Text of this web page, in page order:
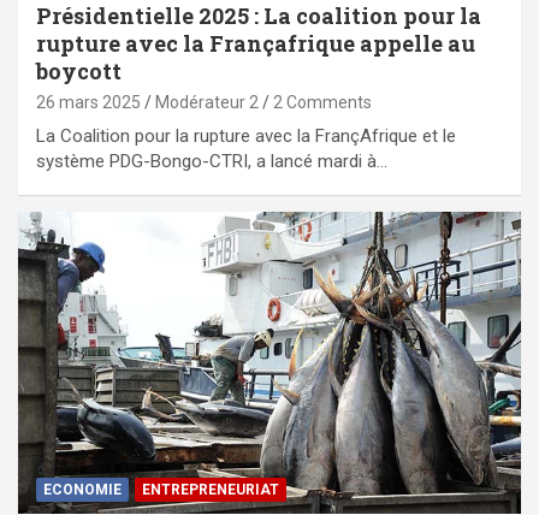
Présidentielle 2025 : La coalition pour la
rupture avec la Françafrique appelle au
boycott
26 mars 2025 Modérateur 2 2 Comments
La Coalition pour la rupture avec la FrançAfrique et le
système PDG-Bongo-CTRI, a lancé mardi à…
ECONOMIE ENTREPRENEURIAT